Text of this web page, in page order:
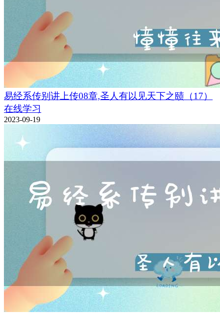
易经系传别讲上传08章,圣人有以见天下之赜（17）
在线学习
2023-09-19